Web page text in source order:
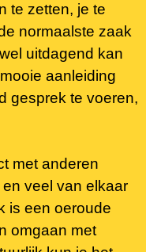
te zetten, je te
normaalste zaak
uitdagend kan
aanleiding
gesprek te voeren,
met anderen
veel van elkaar
is een oeroude
omgaan met